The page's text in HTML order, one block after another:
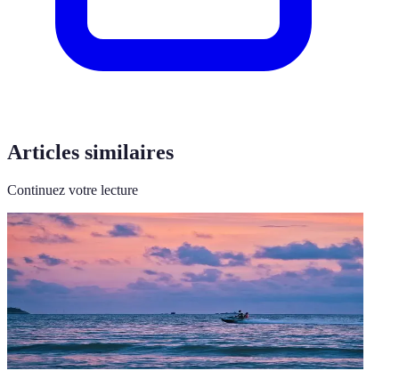
Articles similaires
Continuez votre lecture